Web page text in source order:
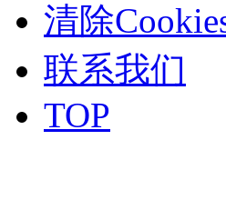
清除
联系我们
TOP